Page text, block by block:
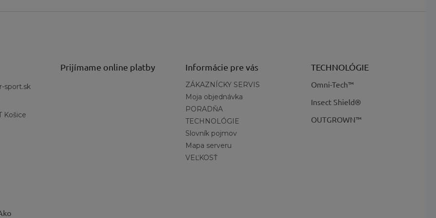
sport.sk
Košice
Prijímame online platby Informácie pre vás
ZÁKAZNÍCKY SERVIS
Moja objednávka
PORADŇA
TECHNOLÓGIE
Slovník pojmov
Mapa serveru
VEĽKOSŤ
TECHNOLÓGIE
Omni-Tech™
Insect Shield®
OUTGROWN™